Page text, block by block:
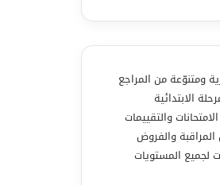
ومتنوّعة من المراجع
الابتدائية
والتقييمات
والفروض
لجميع المستويات